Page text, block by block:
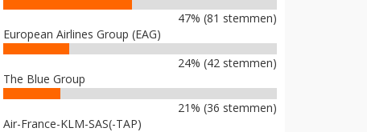
47% (81 stemmen)
European Airlines Group (EAG)
24% (42 stemmen)
The Blue Group
21% (36 stemmen)
Air-France-KLM-SAS(-TAP)